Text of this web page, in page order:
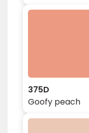
375D
Goofy peach